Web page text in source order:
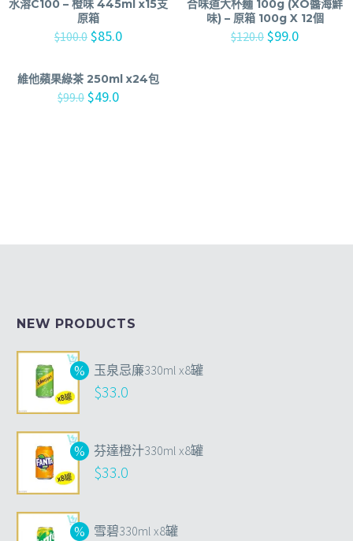
水溶C100 – 橙味 445ml x15支
原箱
$100.0 $85.0
合味道大杯麵 100g (XO醬海鮮
味) – 原箱 100g X 12個
$120.0 $99.0
維他蘋果綠茶 250ml x24包
$99.0 $49.0
NEW PRODUCTS
玉泉忌廉330ml x8罐
$33.0
芬達橙汁330ml x8罐
$33.0
雪碧330ml x8罐